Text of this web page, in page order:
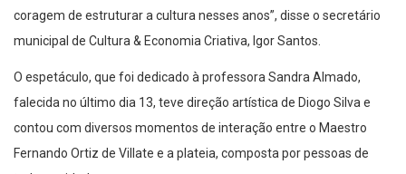
coragem de estruturar a cultura nesses anos”, disse o secretário
municipal de Cultura & Economia Criativa, Igor Santos.
O espetáculo, que foi dedicado à professora Sandra Almado,
falecida no último dia 13, teve direção artística de Diogo Silva e
contou com diversos momentos de interação entre o Maestro
Fernando Ortiz de Villate e a plateia, composta por pessoas de